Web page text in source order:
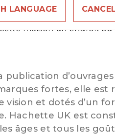
LANGUAGE CANCEL
années – j’adresse un
et réactive, avec la
maison un endroit où
fortes, elle est
vision et dotés d’un
Hachette UK est
âges et tous les